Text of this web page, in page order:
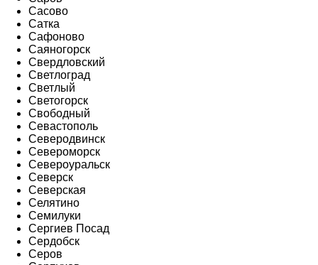
Сасово
Сатка
Сафоново
Саяногорск
Свердловский
Светлоград
Светлый
Светогорск
Свободный
Севастополь
Северодвинск
Североморск
Североуральск
Северск
Северская
Селятино
Семилуки
Сергиев Посад
Сердобск
Серов